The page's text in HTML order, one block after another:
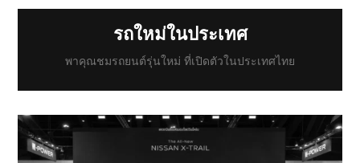
รถใหม่ในประเทศ
พาคุณชมรถยนต์รุ่นใหม่ ที่เปิดตัวในประเทศไทย